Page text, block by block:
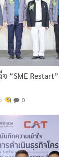
“SME
^ 0